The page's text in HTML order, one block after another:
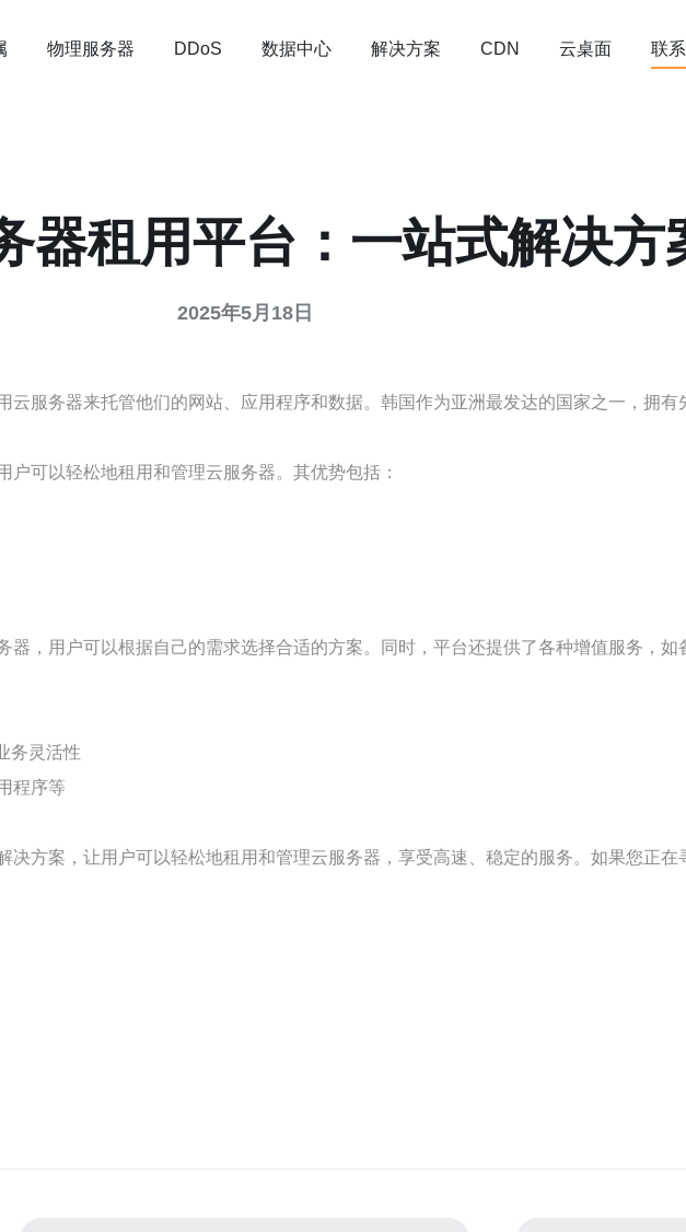
物理服务器 DDoS 数据中心 解决方案 CDN 云桌面 联
器租用平台：一站式解决方
2025年5月18日
服务器来托管他们的网站、应用程序和数据。韩国作为亚洲最发达的国家之一，拥有
可以轻松地租用和管理云服务器。其优势包括：
，用户可以根据自己的需求选择合适的方案。同时，平台还提供了各种增值服务，
务灵活性
程序等
方案，让用户可以轻松地租用和管理云服务器，享受高速、稳定的服务。如果您正